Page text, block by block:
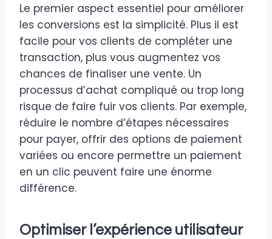
Le premier aspect essentiel pour améliorer
les conversions est la simplicité. Plus il est
facile pour vos clients de compléter une
transaction, plus vous augmentez vos
chances de finaliser une vente. Un
processus d’achat compliqué ou trop long
risque de faire fuir vos clients. Par exemple,
réduire le nombre d’étapes nécessaires
pour payer, offrir des options de paiement
variées ou encore permettre un paiement
en un clic peuvent faire une énorme
différence.
Optimiser l’expérience utilisateur